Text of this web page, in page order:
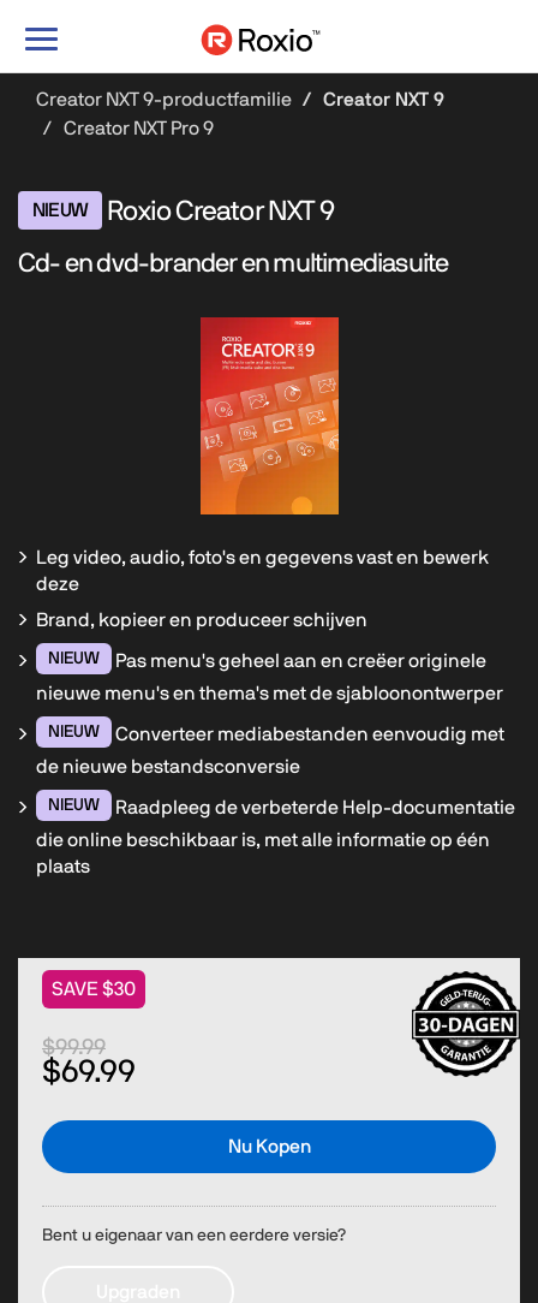
Navigatie
Creator NXT 9-productfamilie
Creator NXT 9
Creator NXT Pro 9
NIEUW Roxio Creator NXT 9
Cd- en dvd-brander en multimediasuite
Leg video, audio, foto's en gegevens vast en bewerk
deze
Brand, kopieer en produceer schijven
NIEUW
Pas menu's geheel aan en creëer originele
nieuwe menu's en thema's met de sjabloonontwerper
NIEUW
Converteer mediabestanden eenvoudig met
de nieuwe bestandsconversie
NIEUW
Raadpleeg de verbeterde Help-documentatie
die online beschikbaar is, met alle informatie op één
plaats
SAVE $30
$99.99
$69.99
Nu Kopen
Bent u eigenaar van een eerdere versie?